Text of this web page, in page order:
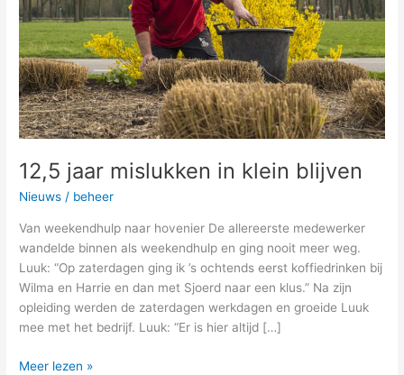
12,5 jaar mislukken in klein blijven
Nieuws / beheer
Van weekendhulp naar hovenier De allereerste medewerker
wandelde binnen als weekendhulp en ging nooit meer weg.
Luuk: “Op zaterdagen ging ik ’s ochtends eerst koffiedrinken bij
Wilma en Harrie en dan met Sjoerd naar een klus.” Na zijn
opleiding werden de zaterdagen werkdagen en groeide Luuk
mee met het bedrijf. Luuk: “Er is hier altijd […]
Meer lezen »